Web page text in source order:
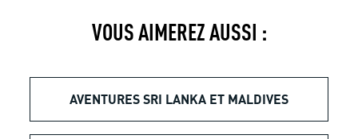
VOUS AIMEREZ AUSSI :
AVENTURES SRI LANKA ET MALDIVES